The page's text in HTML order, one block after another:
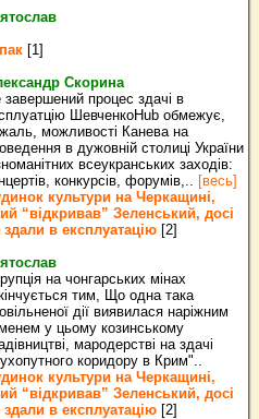
[1]
Скорина
завершений процес здачі в
ШевченкоHub обмежує,
можливості Канева на
в дужовній столиці України
всеукранських заходів:
конкурсів, форумів,.. [весь]
культури на Черкащині,
“відкривав” Зеленський, досі
здали в експлуатацію [2]
на чонгарських мінах
тим, Що одна така
дії виявилася наріжним
у цьому козинському
мародерстві на здачі
коридору в Крим"..
культури на Черкащині,
“відкривав” Зеленський, досі
здали в експлуатацію [2]